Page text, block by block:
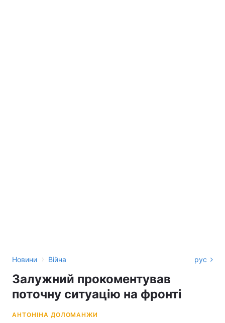
Новини › Війна рус
Залужний прокоментував
поточну ситуацію на фронті
АНТОНІНА ДОЛОМАНЖИ